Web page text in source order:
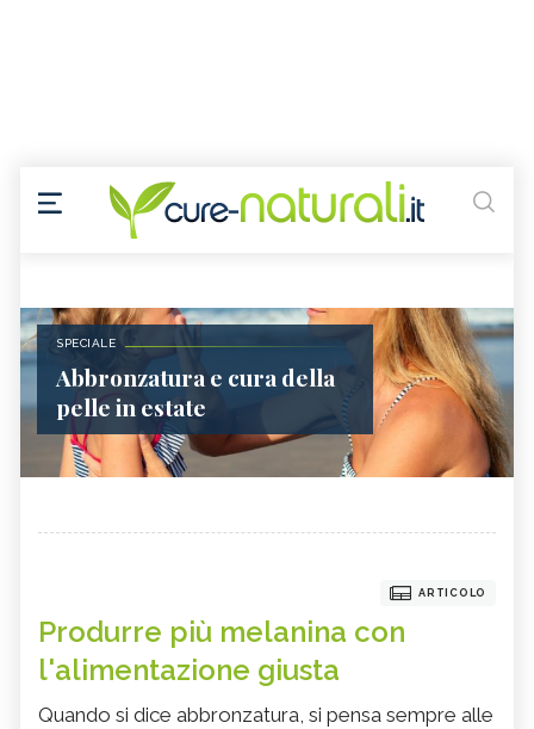
SPECIALE
Abbronzatura e cura della
pelle in estate
ARTICOLO
Produrre più melanina con
l'alimentazione giusta
Quando si dice abbronzatura, si pensa sempre alle